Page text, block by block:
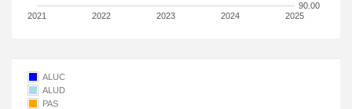
2021 2022 2023 2024 2025
90.00
ALUC
ALUD
PAS